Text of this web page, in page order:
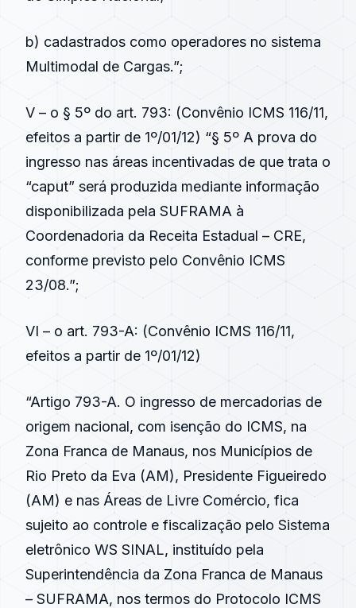
b) cadastrados como operadores no sistema
Multimodal de Cargas.”;
V – o § 5º do art. 793: (Convênio ICMS 116/11,
efeitos a partir de 1º/01/12) “§ 5º A prova do
ingresso nas áreas incentivadas de que trata o
“caput” será produzida mediante informação
disponibilizada pela SUFRAMA à
Coordenadoria da Receita Estadual – CRE,
conforme previsto pelo Convênio ICMS
23/08.”;
VI – o art. 793-A: (Convênio ICMS 116/11,
efeitos a partir de 1º/01/12)
“Artigo 793-A. O ingresso de mercadorias de
origem nacional, com isenção do ICMS, na
Zona Franca de Manaus, nos Municípios de
Rio Preto da Eva (AM), Presidente Figueiredo
(AM) e nas Áreas de Livre Comércio, fica
sujeito ao controle e fiscalização pelo Sistema
eletrônico WS SINAL, instituído pela
Superintendência da Zona Franca de Manaus
– SUFRAMA, nos termos do Protocolo ICMS